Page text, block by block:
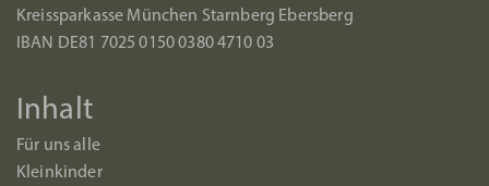
Kreissparkasse München Starnberg Ebersberg
IBAN DE81 7025 0150 0380 4710 03
Inhalt
Für uns alle
Kleinkinder